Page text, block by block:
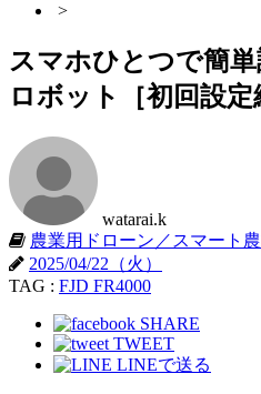
>
スマホひとつで簡単
ロボット［初回設定
watarai.k
農業用ドローン／スマート
2025/04/22（火）
TAG : FJD FR4000
SHARE
TWEET
LINEで送る